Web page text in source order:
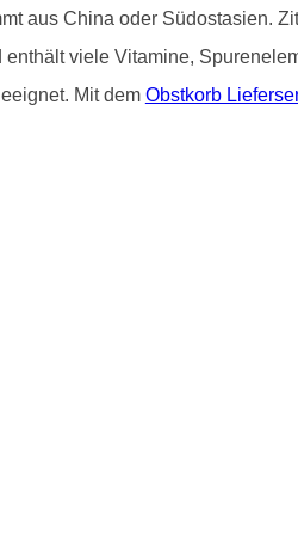
aus China oder Südostasien.
viele Vitamine,
Mit dem Obstkorb